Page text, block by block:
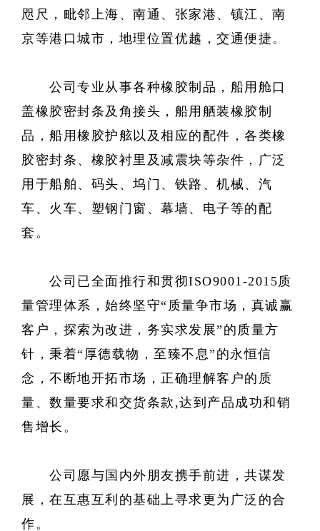
咫尺，毗邻上海、南通、张家港、镇江、南
京等港口城市，地理位置优越，交通便捷。
公司专业从事各种橡胶制品，船用舱口
盖橡胶密封条及角接头，船用舾装橡胶制
品，船用橡胶护舷以及相应的配件，各类橡
胶密封条、橡胶衬里及减震块等杂件，广泛
用于船舶、码头、坞门、铁路、机械、汽
车、火车、塑钢门窗、幕墙、电子等的配
套。
公司已全面推行和贯彻ISO9001-2015质
量管理体系，始终坚守“质量争市场，真诚赢
客户，探索为改进，务实求发展”的质量方
针，秉着“厚德载物，至臻不息”的永恒信
念，不断地开拓市场，正确理解客户的质
量、数量要求和交货条款,达到产品成功和销
售增长。
公司愿与国内外朋友携手前进，共谋发
展，在互惠互利的基础上寻求更为广泛的合
作。